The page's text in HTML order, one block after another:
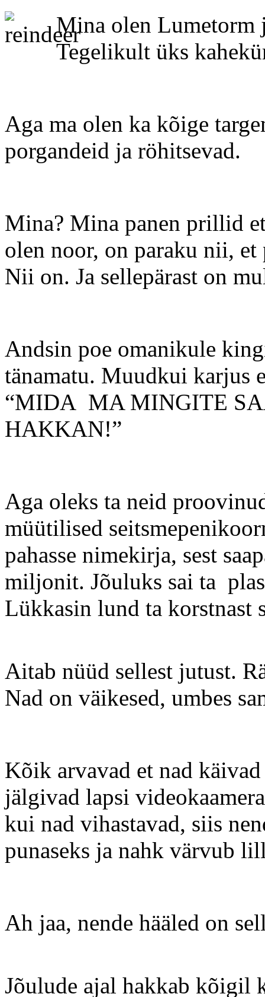
Mina olen Lumetorm
Tegelikult üks
Aga ma olen ka kõige
porgandeid ja röhitsevad.
Mina? Mina panen prillid
olen noor, on paraku nii,
Nii on. Ja sellepärast on
Andsin poe omanikule
tänamatu. Muudkui karjus
“MIDA MA MINGITE
HAKKAN!”
Aga oleks ta neid
müütilised
pahasse nimekirja, sest
miljonit. Jõuluks sai ta
Lükkasin lund ta korstnast
Aitab nüüd sellest jutust.
Nad on väikesed, umbes
Kõik arvavad et nad
jälgivad lapsi
kui nad vihastavad, siis
punaseks ja nahk värvub
Ah jaa, nende hääled on
Jõulude ajal hakkab kõigil